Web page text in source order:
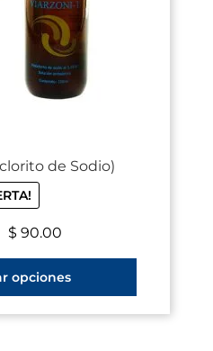
de Sodio)
$ 90.00
opciones